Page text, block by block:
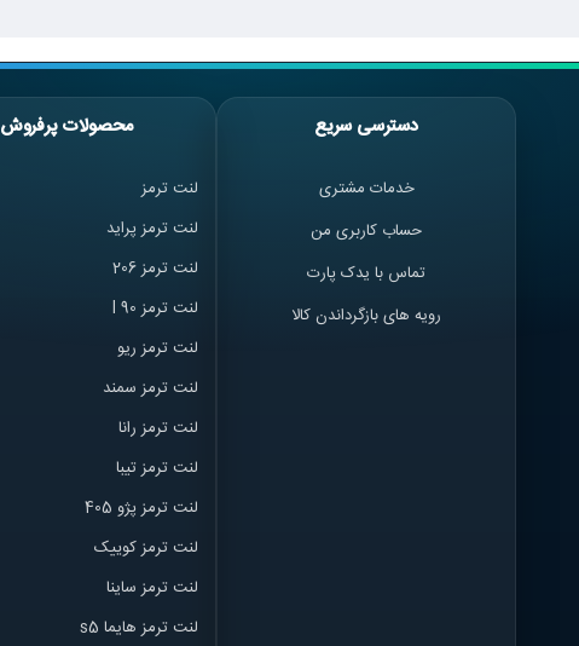
دسترسی سریع
خدمات مشتری
حساب کاربری من
تماس با یدک پارت
رویه های بازگرداندن کالا
محصولات پرفروش
لنت ترمز
لنت ترمز پراید
لنت ترمز 206
لنت ترمز l 90
لنت ترمز ریو
لنت ترمز سمند
لنت ترمز رانا
لنت ترمز تیبا
لنت ترمز پژو 405
لنت ترمز کوییک
لنت ترمز ساینا
لنت ترمز هایما s5